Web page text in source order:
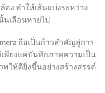
ง ทำให้เส้นแบ่งระหว่าง
นเลือนหายไป
ถือเป็นก้าวสำคัญสู่การ
พียงแค่บันทึกภาพความเป็น
พให้ดียิ่งขึ้นอย่างสร้างสรรค์